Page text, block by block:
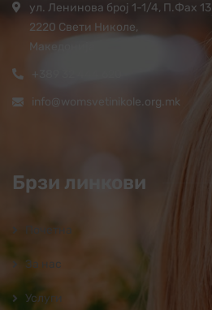
ул. Ленинова број 1-1/4, П.Фах 13
2220 Свети Николе,
Македонија
info@womsvetinikole.org.mk
Брзи линкови
Почетна
За нас
Услуги